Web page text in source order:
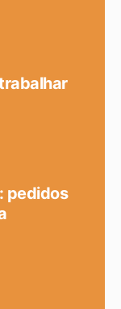
pedidos